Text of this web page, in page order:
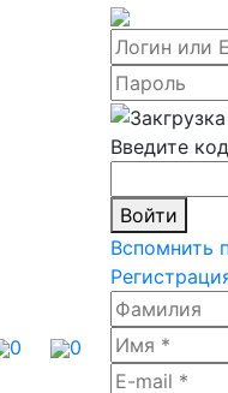
0 0
Введите
Войти
Вспомнить